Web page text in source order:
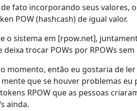
fato incorporando seus valores,
POW (hashcash) de igual valor.
o sistema em [rpow.net],
trocar POWs por RPOWs
momento, então eu gostaria de
que se houver problemas
RPOW que as pessoas
ainda.